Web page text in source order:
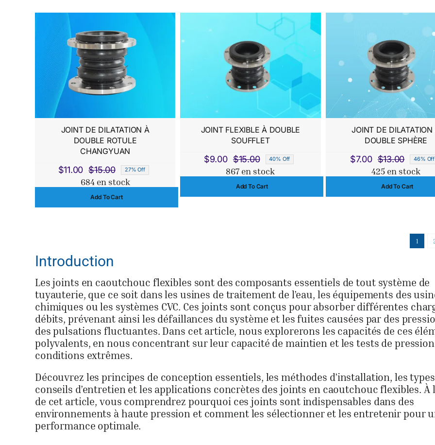
$15.00.
$9.00.
JOINT DE DILATATION À
DOUBLE ROTULE
CHANGYUAN
$15.00
Le
prix
initial
$11.00
Le
prix
actuel
27% Off
684 en stock
Add To Cart
JOINT FLEXIBLE À DOUBLE
SOUFFLET
$15.00
Le
prix
initial
$9.00
Le
prix
actuel
40% Off
867 en stock
Add To Cart
JOINT DE DILATATION
DOUBLE SPHÈRE
$13.00
Le
prix
initial
$7.00
Le
prix
actuel
46% Off
425 en stock
Add To Cart
1
Introduction
Les joints en caoutchouc flexibles sont des composants essentiels de tout système de
tuyauterie, que ce soit dans les usines de traitement de l’eau, les équipements des
chimiques ou les systèmes CVC. Ces joints sont conçus pour absorber différentes
débits, prévenant ainsi les défaillances du système et les fuites causées par des
des pulsations fluctuantes. Dans cet article, nous explorerons les capacités de ces
polyvalents, en nous concentrant sur leur capacité de maintien et les tests de
conditions extrêmes.
Découvrez les principes de conception essentiels, les méthodes d’installation, les
conseils d’entretien et les applications concrètes des joints en caoutchouc flexibles. À
de cet article, vous comprendrez pourquoi ces joints sont indispensables dans des
environnements à haute pression et comment les sélectionner et les entretenir pour
performance optimale.